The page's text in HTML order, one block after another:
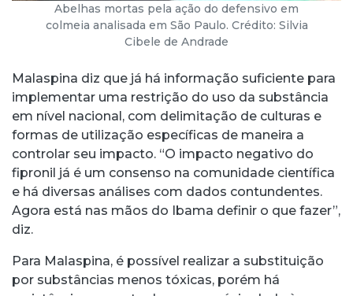
Abelhas mortas pela ação do defensivo em
colmeia analisada em São Paulo. Crédito: Silvia
Cibele de Andrade
Malaspina diz que já há informação suficiente para
implementar uma restrição do uso da substância
em nível nacional, com delimitação de culturas e
formas de utilização específicas de maneira a
controlar seu impacto. “O impacto negativo do
fipronil já é um consenso na comunidade científica
e há diversas análises com dados contundentes.
Agora está nas mãos do Ibama definir o que fazer”,
diz.
Para Malaspina, é possível realizar a substituição
por substâncias menos tóxicas, porém há